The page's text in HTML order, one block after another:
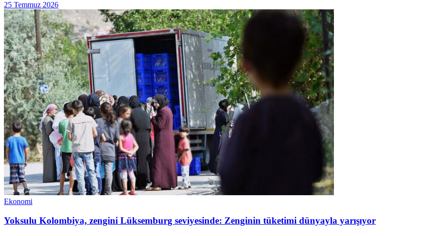
25 Temmuz 2026
Ekonomi
Yoksulu Kolombiya, zengini Lüksemburg seviyesinde: Zenginin tüketimi dünyayla yarışıyor